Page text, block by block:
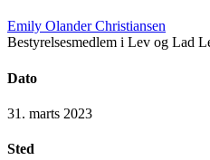
Emily Olander Christiansen
Bestyrelsesmedlem i Lev og Lad
Dato
31. marts 2023
Sted